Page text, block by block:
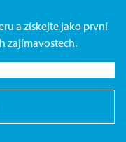
a získejte jako první
zajímavostech.